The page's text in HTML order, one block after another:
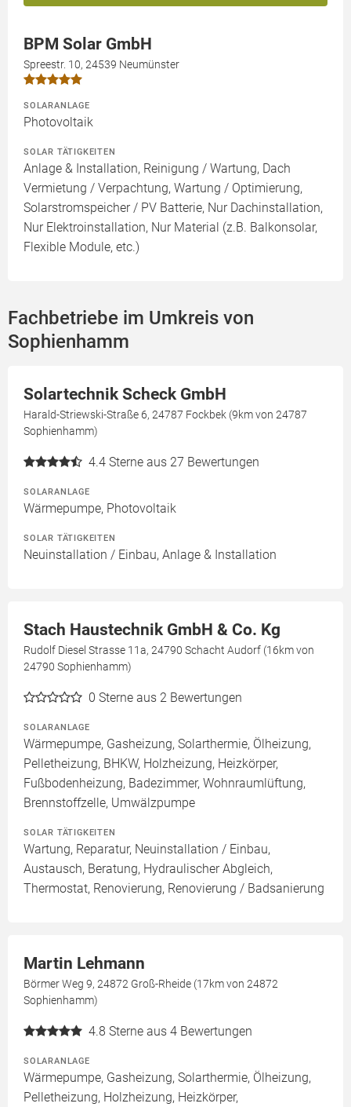
BPM Solar GmbH
Spreestr. 10, 24539 Neumünster
SOLARANLAGE
Photovoltaik
SOLAR TÄTIGKEITEN
Anlage & Installation, Reinigung / Wartung, Dach
Vermietung / Verpachtung, Wartung / Optimierung,
Solarstromspeicher / PV Batterie, Nur Dachinstallation,
Nur Elektroinstallation, Nur Material (z.B. Balkonsolar,
Flexible Module, etc.)
Fachbetriebe im Umkreis von
Sophienhamm
Solartechnik Scheck GmbH
Harald-Striewski-Straße 6, 24787 Fockbek (9km von 24787
Sophienhamm)
4.4 Sterne aus 27 Bewertungen
SOLARANLAGE
Wärmepumpe, Photovoltaik
SOLAR TÄTIGKEITEN
Neuinstallation / Einbau, Anlage & Installation
Stach Haustechnik GmbH & Co. Kg
Rudolf Diesel Strasse 11a, 24790 Schacht Audorf (16km von
24790 Sophienhamm)
0 Sterne aus 2 Bewertungen
SOLARANLAGE
Wärmepumpe, Gasheizung, Solarthermie, Ölheizung,
Pelletheizung, BHKW, Holzheizung, Heizkörper,
Fußbodenheizung, Badezimmer, Wohnraumlüftung,
Brennstoffzelle, Umwälzpumpe
SOLAR TÄTIGKEITEN
Wartung, Reparatur, Neuinstallation / Einbau,
Austausch, Beratung, Hydraulischer Abgleich,
Thermostat, Renovierung, Renovierung / Badsanierung
Martin Lehmann
Börmer Weg 9, 24872 Groß-Rheide (17km von 24872
Sophienhamm)
4.8 Sterne aus 4 Bewertungen
SOLARANLAGE
Wärmepumpe, Gasheizung, Solarthermie, Ölheizung,
Pelletheizung, Holzheizung, Heizkörper,